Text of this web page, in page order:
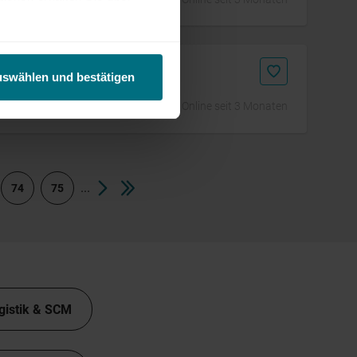
und bestätigen
74 75 ...
& SCM